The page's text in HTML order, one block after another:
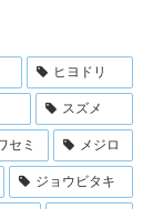
ヒヨドリ
スズメ
セミ メジロ
ジョウビタキ